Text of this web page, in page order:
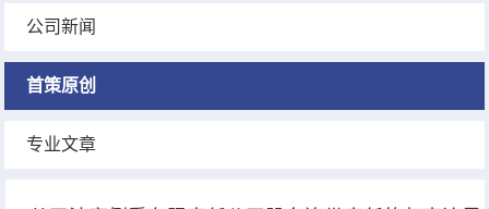
公司新闻
首策原创
专业文章